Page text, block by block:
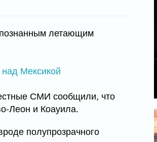
летающим
СМИ сообщили, что
Леон и Коауила.
полупрозрачного